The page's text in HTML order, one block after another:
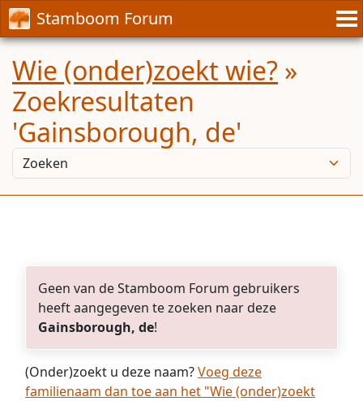
Stamboom Forum
Wie (onder)zoekt wie? »
Zoekresultaten
'Gainsborough, de'
Geen van de Stamboom Forum gebruikers
heeft aangegeven te zoeken naar deze
Gainsborough, de!
(Onder)zoekt u deze naam?Voeg deze
familienaam dan toe aan het "Wie (onder)zoekt